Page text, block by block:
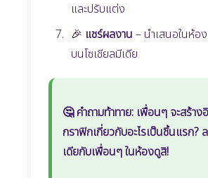
และปรับแต่ง
🎉 แชร์ผลงาน – นำเสนอในห้อ
บนโซเชียลมีเดีย
🤔คำถามท้าทาย: เพื่อนๆ จะสร้าง
กราฟิกเกี่ยวกับอะไรเป็นชิ้นแรก?
เดียกับเพื่อนๆ ในห้องดูสิ!